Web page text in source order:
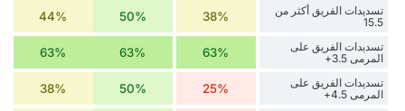
تسديدات الفريق أكثر من
15.5
38%
50%
44%
تسديدات الفريق على
المرمى 3.5+
63%
63%
63%
تسديدات الفريق على
المرمى 4.5+
25%
50%
38%